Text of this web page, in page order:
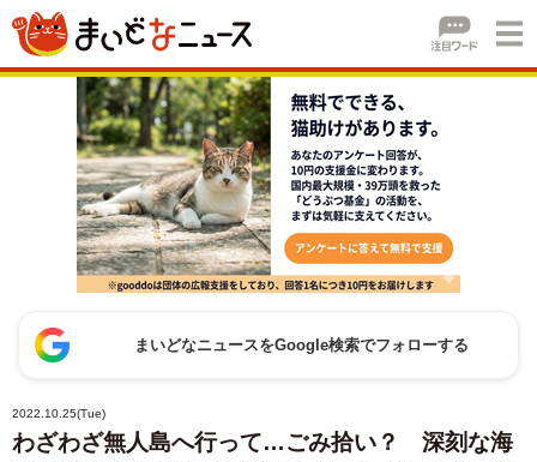
まいどなニュースをGoogle検索でフォローする
2022.10.25(Tue)
わざわざ無人島へ行って…ごみ拾い？ 深刻な海